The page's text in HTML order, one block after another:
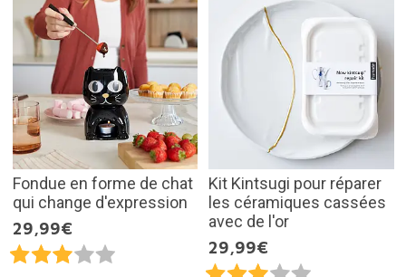
Fondue en forme de chat
qui change d'expression
29,99€
Kit Kintsugi pour réparer
les céramiques cassées
avec de l'or
29,99€